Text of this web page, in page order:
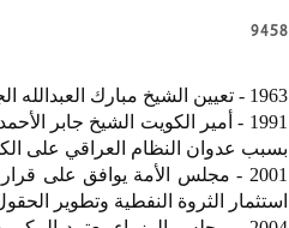
9458
1963 - تعيين الشيخ مبارك العبدالله الجابر الصباح رئيسا للأركان العامة للجيش.
1991 - أمير الكويت الشيخ جابر
بسبب عدوان النظام العراقي على الكويت
2001 - مجلس الأمة يوافق على
استثمار الثروة النفطية وتطوير